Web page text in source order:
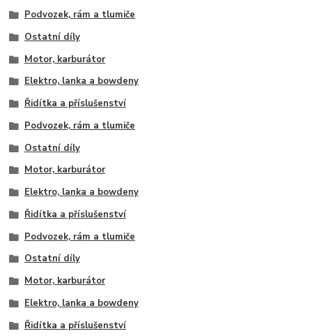
Podvozek, rám a tlumiče
Ostatní díly
Motor, karburátor
Elektro, lanka a bowdeny
Řidítka a příslušenství
Podvozek, rám a tlumiče
Ostatní díly
Motor, karburátor
Elektro, lanka a bowdeny
Řidítka a příslušenství
Podvozek, rám a tlumiče
Ostatní díly
Motor, karburátor
Elektro, lanka a bowdeny
Řidítka a příslušenství